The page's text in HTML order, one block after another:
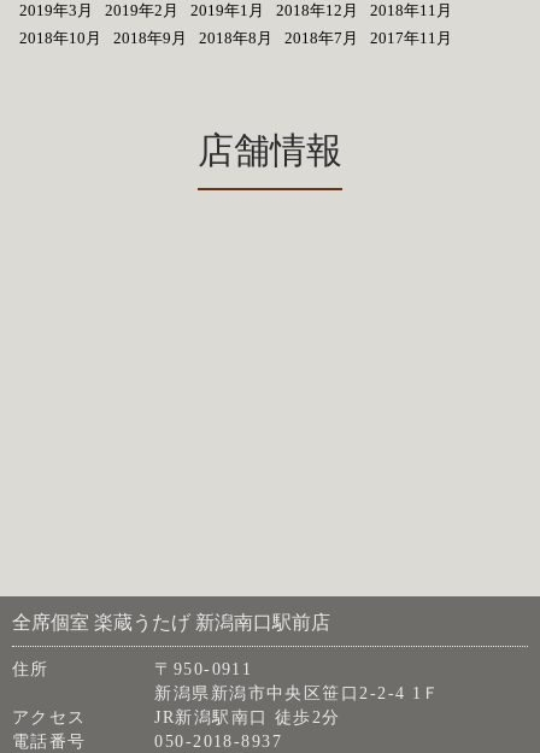
2019年3月
2019年2月 2019年1月 2018年12月
2018年11月
2018年10月
2018年9月 2018年8月 2018年7月 2017年11月
店舗情報
全席個室 楽蔵うたげ 新潟南口駅前店
住所
〒950-0911
新潟県新潟市中央区笹口2-2-4 1Ｆ
アクセス
JR新潟駅南口 徒歩2分
電話番号
050-2018-8937